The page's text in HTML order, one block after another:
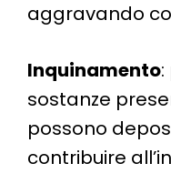
aggravando
Inquinamento
sostanze
possono
contribuire